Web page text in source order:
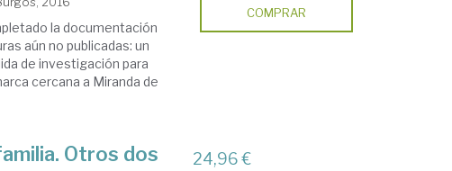
la documentación
aún no publicadas: un
de investigación para
cercana a Miranda de
COMPRAR
Otros dos 24,96 €